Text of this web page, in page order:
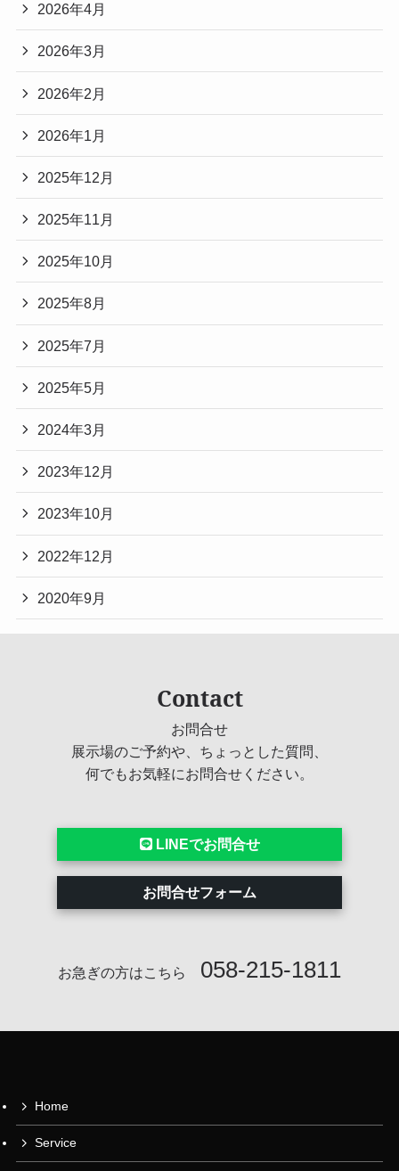
2026年4月
2026年3月
2026年2月
2026年1月
2025年12月
2025年11月
2025年10月
2025年8月
2025年7月
2025年5月
2024年3月
2023年12月
2023年10月
2022年12月
2020年9月
Contact
お問合せ
展示場のご予約や、ちょっとした質問、
何でもお気軽にお問合せください。
LINEでお問合せ
お問合せフォーム
お急ぎの方はこちら 058-215-1811
Home
Service